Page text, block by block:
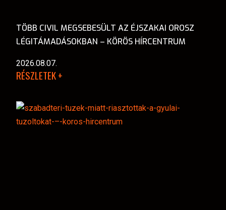
TÖBB CIVIL MEGSEBESÜLT AZ ÉJSZAKAI OROSZ
LÉGITÁMADÁSOKBAN – KÖRÖS HÍRCENTRUM
2026.08.07.
RÉSZLETEK +